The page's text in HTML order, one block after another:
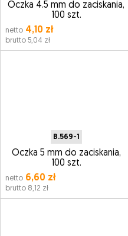
Oczka 4.5 mm do zaciskania,
100 szt.
netto 4,10 zł
brutto 5,04 zł
B.569-1
Oczka 5 mm do zaciskania,
100 szt.
netto 6,60 zł
brutto 8,12 zł